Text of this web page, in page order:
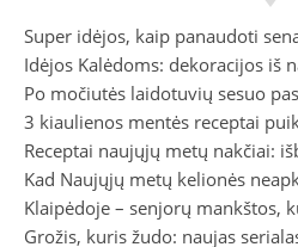
Super idėjos, kaip panaudoti
Idėjos Kalėdoms: dekoracijos iš
Po močiutės laidotuvių sesuo
3 kiaulienos mentės receptai
Receptai naujųjų metų nakčiai:
Kad Naujųjų metų kelionės
Klaipėdoje – senjorų mankštos,
Grožis, kuris žudo: naujas